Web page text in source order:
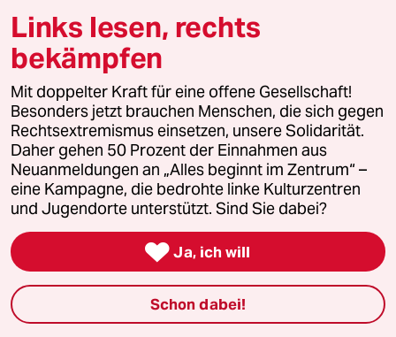
Newsletter
team zukunft
taz frisch
taz zahl ich
taz lab Infobrief
Links lesen, rechts
bekämpfen
Mit doppelter Kraft für eine offene Gesellschaft!
Besonders jetzt brauchen Menschen, die sich gegen
Rechtsextremismus einsetzen, unsere Solidarität.
Daher gehen 50 Prozent der Einnahmen aus
Neuanmeldungen an „Alles beginnt im Zentrum“ –
eine Kampagne, die bedrohte linke Kulturzentren
und Jugendorte unterstützt. Sind Sie dabei?
 Ja, ich will
Schon dabei!